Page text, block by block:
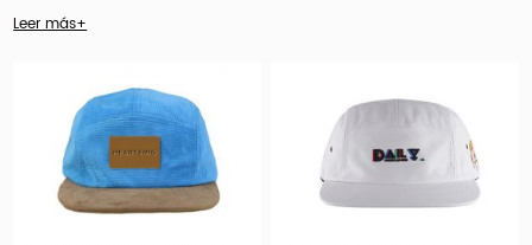
celebridades: realmente no puedes equivocarte con una
Hengxing Caps Factory (hx-caps.com)oferta
Muchos
productos para hombres personalizados de 5 paneles para
hombres para mayoristas.
Y es importante que el nombre del
Leer más+